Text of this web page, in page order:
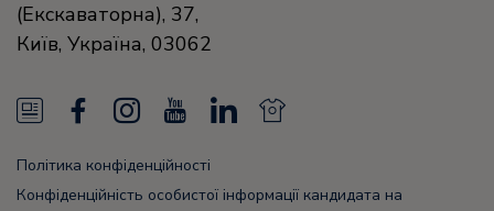
(Екскаваторна), 37,
Київ, Україна, 03062
N
e
w
c
I
s
u
L
n
N
w
Політика конфіденційності
Конфіденційність особистої інформації кандидата на